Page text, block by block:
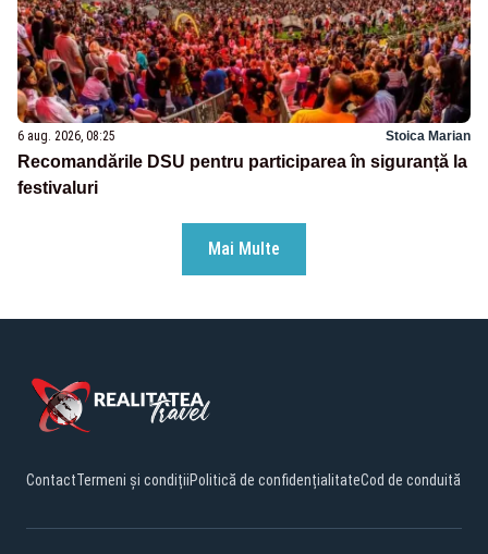
6 aug. 2026, 08:25 Stoica Marian
Recomandările DSU pentru participarea în siguranță la
festivaluri
Mai Multe
ContactTermeni și condițiiPolitică de confidențialitateCod de conduită